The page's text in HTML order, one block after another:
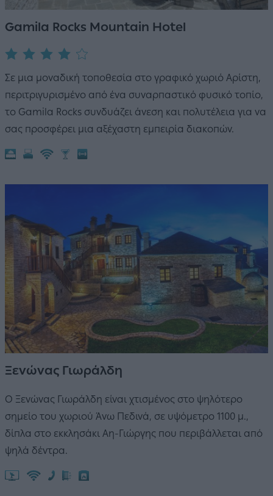
Gamila Rocks Mountain Hotel
Σε μια μοναδική τοποθεσία στο γραφικό χωριό Αρίστη,
περιτριγυρισμένο από ένα συναρπαστικό φυσικό τοπίο,
το Gamila Rocks συνδυάζει άνεση και πολυτέλεια για να
σας προσφέρει μια αξέχαστη εμπειρία διακοπών.
Ξενώνας Γιωράλδη
Ο Ξενώνας Γιωράλδη είναι χτισμένος στο ψηλότερο
σημείο του χωριού Άνω Πεδινά, σε υψόμετρο 1100 μ.,
δίπλα στο εκκλησάκι Αη-Γιώργης που περιβάλλεται από
ψηλά δέντρα.